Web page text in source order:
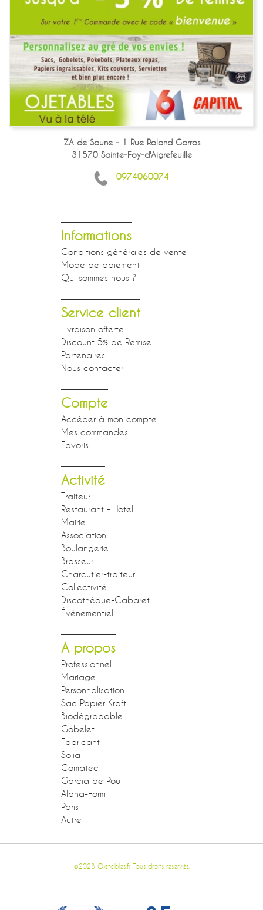
ZA de Saune - 1 Rue Roland Garros
31570 Sainte-Foy-d'Aigrefeuille
0974060074
Informations
Conditions générales de vente
Mode de paiement
Qui sommes nous ?
Service client
Livraison offerte
Discount 5% de Remise
Partenaires
Nous contacter
Compte
Accéder à mon compte
Mes commandes
Favoris
Activité
Traiteur
Restaurant - Hotel
Mairie
Association
Boulangerie
Brasseur
Charcutier-traiteur
Collectivité
Discothèque-Cabaret
Événementiel
A propos
Professionnel
Mariage
Personnalisation
Sac Papier Kraft
Biodégradable
Gobelet
Fabricant
Solia
Comatec
Garcia de Pou
Alpha-Form
Paris
Autre
©2023 Ojetables.fr Tous droits réservés.